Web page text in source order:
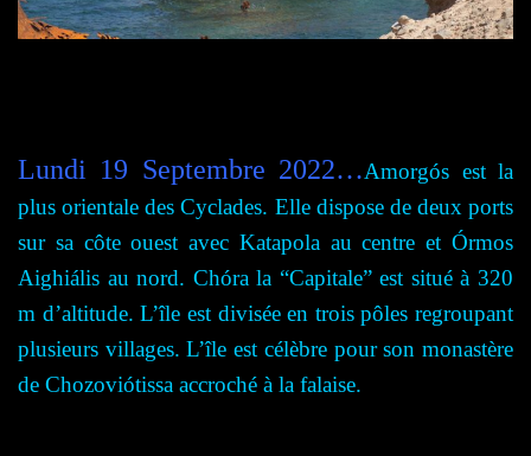
Lundi 19 Septembre 2022…Amorgós estla
plus orientale des Cyclades. Elle dispose de deux ports
sur sa côte ouestavec Katapola au centre et Órmos
Aighiális au nord. Chórala “Capitale”est situé à 320
m d’altitude. L’île est divisée en trois pôles regroupant
plusieurs villages. L’île est célèbre pour son monastère
de Chozoviótissa accroché à la falaise.